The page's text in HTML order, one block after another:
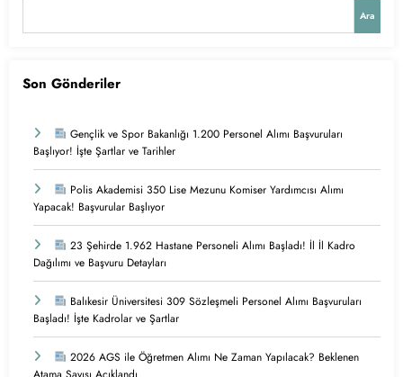
Ara
Son Gönderiler
Gençlik ve Spor Bakanlığı 1.200 Personel Alımı Başvuruları
Başlıyor! İşte Şartlar ve Tarihler
Polis Akademisi 350 Lise Mezunu Komiser Yardımcısı Alımı
Yapacak! Başvurular Başlıyor
23 Şehirde 1.962 Hastane Personeli Alımı Başladı! İl İl Kadro
Dağılımı ve Başvuru Detayları
Balıkesir Üniversitesi 309 Sözleşmeli Personel Alımı Başvuruları
Başladı! İşte Kadrolar ve Şartlar
2026 AGS ile Öğretmen Alımı Ne Zaman Yapılacak? Beklenen